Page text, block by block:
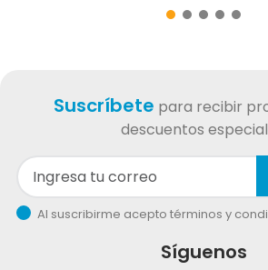
Suscríbete para recibir
descuentos
Al suscribirme acepto términos y
Síguenos